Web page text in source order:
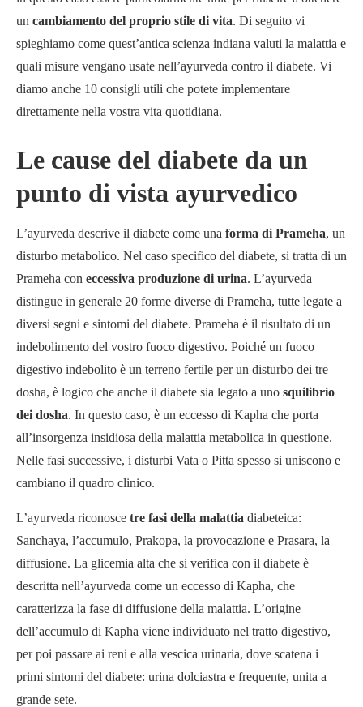
un cambiamento del proprio stile di vita. Di seguito vi
spieghiamo come quest’antica scienza indiana valuti la malattia e
quali misure vengano usate nell’ayurveda contro il diabete. Vi
diamo anche 10 consigli utili che potete implementare
direttamente nella vostra vita quotidiana.
Le cause del diabete da un
punto di vista ayurvedico
L’ayurveda descrive il diabete come una forma di Prameha, un
disturbo metabolico. Nel caso specifico del diabete, si tratta di un
Prameha con eccessiva produzione di urina. L’ayurveda
distingue in generale 20 forme diverse di Prameha, tutte legate a
diversi segni e sintomi del diabete. Prameha è il risultato di un
indebolimento del vostro fuoco digestivo. Poiché un fuoco
digestivo indebolito è un terreno fertile per un disturbo dei tre
dosha, è logico che anche il diabete sia legato a uno squilibrio
dei dosha. In questo caso, è un eccesso di Kapha che porta
all’insorgenza insidiosa della malattia metabolica in questione.
Nelle fasi successive, i disturbi Vata o Pitta spesso si uniscono e
cambiano il quadro clinico.
L’ayurveda riconosce tre fasi della malattia diabeteica:
Sanchaya, l’accumulo, Prakopa, la provocazione e Prasara, la
diffusione. La glicemia alta che si verifica con il diabete è
descritta nell’ayurveda come un eccesso di Kapha, che
caratterizza la fase di diffusione della malattia. L’origine
dell’accumulo di Kapha viene individuato nel tratto digestivo,
per poi passare ai reni e alla vescica urinaria, dove scatena i
primi sintomi del diabete: urina dolciastra e frequente, unita a
grande sete.